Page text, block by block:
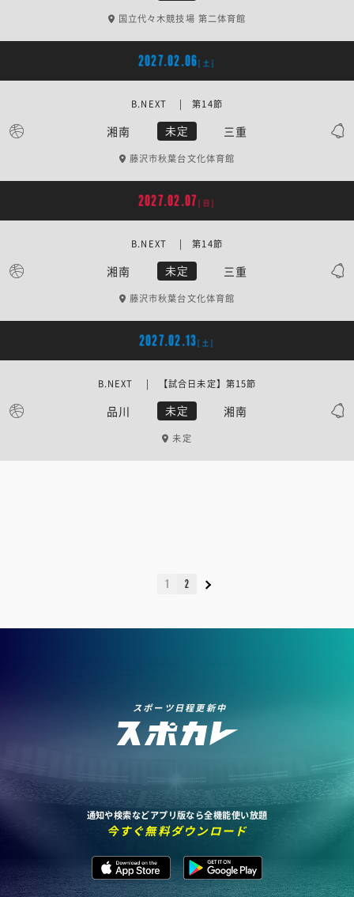
国立代々木競技場 第二体育館
2027.02.06[土]
湘南 未定 三重
B.NEXT | 第14節
藤沢市秋葉台文化体育館
2027.02.07[日]
湘南 未定 三重
B.NEXT | 第14節
藤沢市秋葉台文化体育館
2027.02.13[土]
品川 未定 湘南
B.NEXT | 【試合日未定】第15節
未定
1 2
スポーツ日程更新中
通知や検索などアプリ版なら全機能使い放題
今すぐ無料ダウンロード